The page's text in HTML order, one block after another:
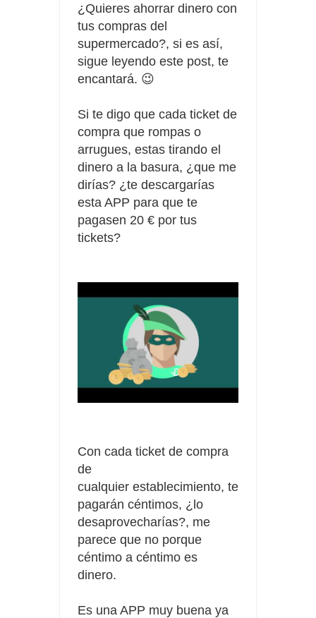
¿Quieres ahorrar dinero con
tus compras del
supermercado?, si es así,
sigue leyendo este post, te
encantará. 😉
Si te digo que cada ticket de
compra que rompas o
arrugues, estas tirando el
dinero a la basura, ¿que me
dirías? ¿te descargarías
esta APP para que te
pagasen 20 € por tus
tickets?
Con cada ticket de compra
de
cualquier establecimiento, te
pagarán céntimos, ¿lo
desaprovecharías?, me
parece que no porque
céntimo a céntimo es
dinero.
Es una APP muy buena ya